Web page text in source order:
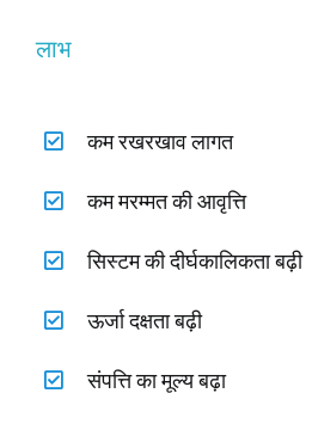
लाभ
कम रखरखाव लागत
कम मरम्मत की आवृत्ति
सिस्टम की दीर्घकालिकता बढ़ी
ऊर्जा दक्षता बढ़ी
संपत्ति का मूल्य बढ़ा